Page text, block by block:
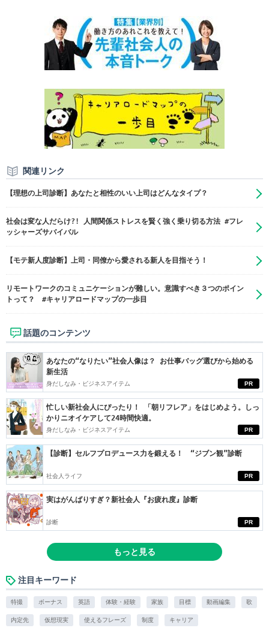
関連リンク
【理想の上司診断】あなたと相性のいい上司はどんなタイプ？
社会は変な人だらけ?! 人間関係ストレスを賢く強く乗り切る方法 #フレ
ッシャーズサバイバル
【モテ新人度診断】上司・同僚から愛される新人を目指そう！
リモートワークのコミュニケーションが難しい。意識すべき３つのポイン
トって？ #キャリアロードマップの一歩目
話題のコンテンツ
PR
あなたの“なりたい”社会人像は？ お仕事バッグ選びから始める
新生活
身だしなみ・ビジネスアイテム
PR
忙しい新社会人にぴったり！ 「朝リフレア」をはじめよう。しっ
かりニオイケアして24時間快適。
身だしなみ・ビジネスアイテム
PR
【診断】セルフプロデュース力を鍛える！ “ジブン観”診断
社会人ライフ
PR
実はがんばりすぎ？新社会人『お疲れ度』診断
診断
もっと見る
注目キーワード
特撮 ボーナス 英語 体験・経験 家族 目標 動画編集 歌
内定先 仮想現実 使えるフレーズ 制度 キャリア